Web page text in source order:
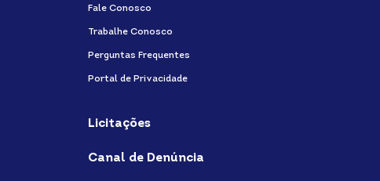
Fale Conosco
Trabalhe Conosco
Perguntas Frequentes
Portal de Privacidade
Licitações
Canal de Denúncia